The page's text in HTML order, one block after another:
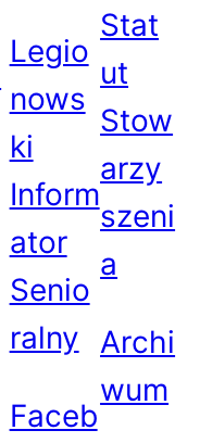
Legio
nows
ki
Inform
ator
Senio
ralny
Faceb
Stat
ut
Stow
arzy
szeni
a
Archi
wum